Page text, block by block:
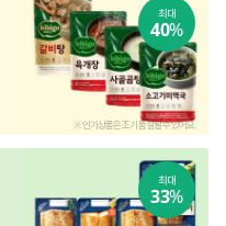
최대
40%
※ 인기상품은 조기 품절될 수 있어요.
최대
33%